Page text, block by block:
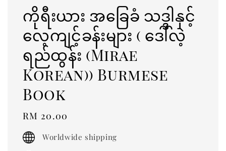
ကိုရီးယား အခြေခံ သဒ္ဒါနှင့်
လေ့ကျင့်ခန်းများ ( ဒေါ်လဲ့
ရည်ထွန်း (Mirae
Korean)) Burmese
Book
Regular
price
RM 20.00
Worldwide shipping